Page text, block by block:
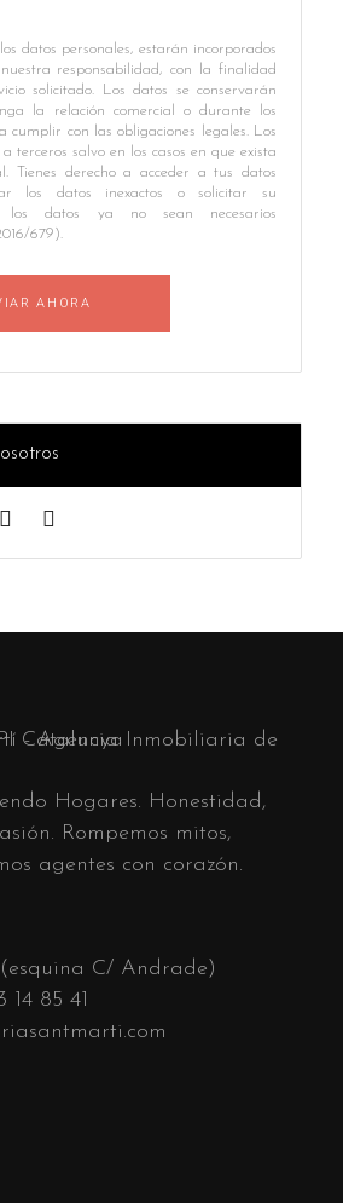
datos personales, estarán incorporados
responsabilidad, con la finalidad
solicitado. Los datos se conservarán
la relación comercial o durante los
cumplir con las obligaciones legales. Los
terceros salvo en los casos en que exista
Tienes derecho a acceder a tus datos
los datos inexactos o solicitar su
los datos ya no sean necesarios
679).
Hogares. Honestidad,
Rompemos mitos,
agentes con corazón.
C/ Andrade)
14 85 41